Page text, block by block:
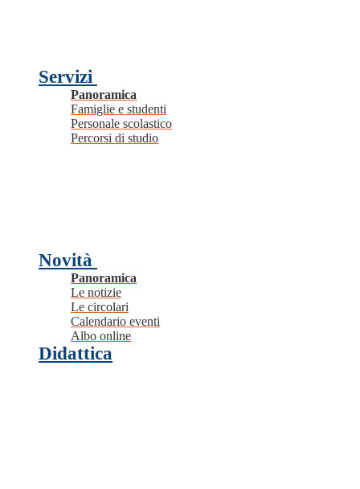
Servizi
Panoramica
Famiglie e studenti
Personale scolastico
Percorsi di studio
Novità
Panoramica
Le notizie
Le circolari
Calendario eventi
Albo online
Didattica